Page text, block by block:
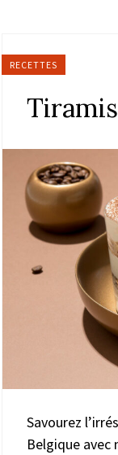
RECETTES
Savourez
Belgique avec